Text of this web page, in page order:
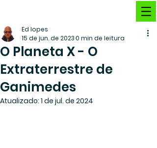
O Planeta X - O
Extraterrestre de
Ganimedes
Ed lopes
15 de jun. de 20230 min de leitura
Atualizado: 1 de jul. de 2024